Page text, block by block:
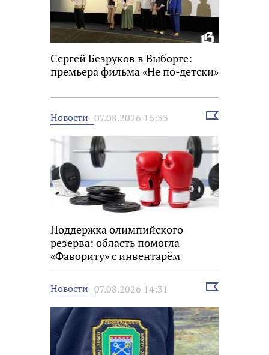
Сергей Безруков в Выборге:
премьера фильма «Не по-детски»
Новости 07.08.2026 16:33
Выбрать
Поддержка олимпийского
резерва: область помогла
«Фавориту» с инвентарём
Новости 07.08.2026 14:31
Выбрать